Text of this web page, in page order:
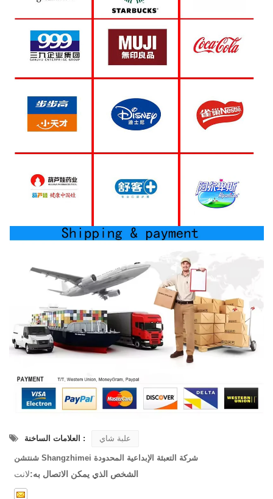
العلامات الساخنة : علبة شاي
شنتشن Shangzhimei شركة التعبئة الإبداعية المحدودة
الشخص الذي يمكن الاتصال به:لانت